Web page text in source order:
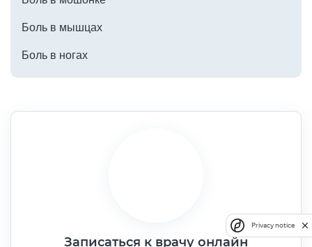
Боль в мышцах
Боль в ногах
Записаться к врачу онлайн
Privacy notice